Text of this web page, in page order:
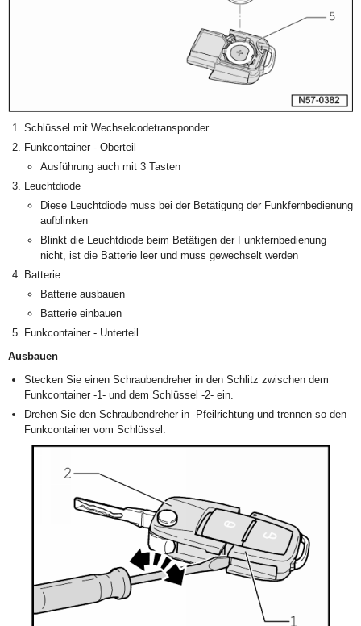
Schlüssel mit Wechselcodetransponder
Funkcontainer - Oberteil
Ausführung auch mit 3 Tasten
Leuchtdiode
Diese Leuchtdiode muss bei der Betätigung der Funkfernbedienung
aufblinken
Blinkt die Leuchtdiode beim Betätigen der Funkfernbedienung
nicht, ist die Batterie leer und muss gewechselt werden
Batterie
Batterie ausbauen
Batterie einbauen
Funkcontainer - Unterteil
Ausbauen
Stecken Sie einen Schraubendreher in den Schlitz zwischen dem
Funkcontainer -1- und dem Schlüssel -2- ein.
Drehen Sie den Schraubendreher in -Pfeilrichtung-und trennen so den
Funkcontainer vom Schlüssel.